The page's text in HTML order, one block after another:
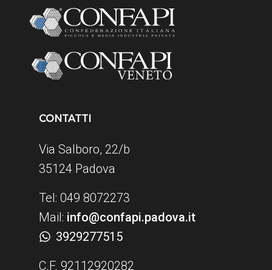
CONTATTI
Via Salboro, 22/b
35124 Padova
Tel: 049 8072273
Mail: info@confapi.padova.it
3929277515
C.F. 92112920282